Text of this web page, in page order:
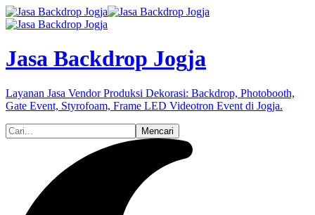
Jasa Backdrop Jogja
Layanan Jasa Vendor Produksi Dekorasi: Backdrop, Photobooth,
Gate Event, Styrofoam, Frame LED Videotron Event di Jogja.